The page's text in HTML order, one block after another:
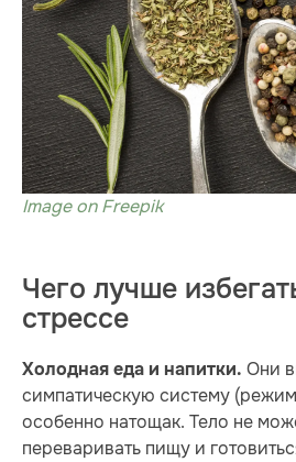
Image on Freepik
Чего лучше
стрессе
Холодная еда и напитки. Они
симпатическую систему
особенно натощак. Тело не
переваривать пищу и